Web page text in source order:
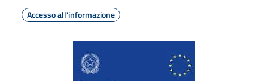
Accesso all'informazione